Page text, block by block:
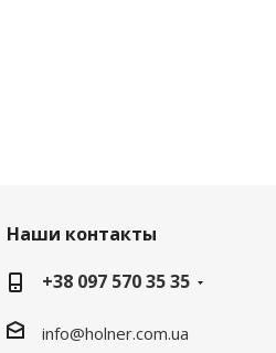
Наши контакты
+38 097 570 35 35
info@holner.com.ua